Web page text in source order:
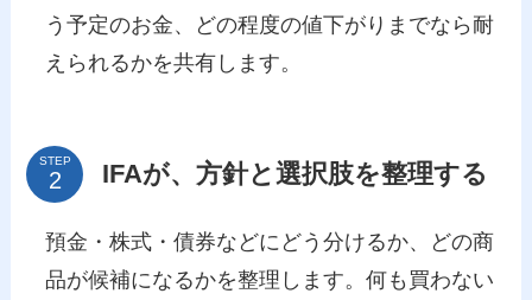
う予定のお金、どの程度の値下がりまでなら耐
えられるかを共有します。
STEP IFAが、方針と選択肢を整理する
預金・株式・債券などにどう分けるか、どの商
品が候補になるかを整理します。何も買わない